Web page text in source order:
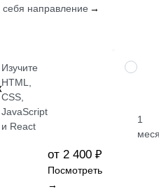
себя направление →
Изучите
HTML,
CSS,
JavaScript
и React
от 2 400 ₽
Посмотреть
→
НАВЫК
1